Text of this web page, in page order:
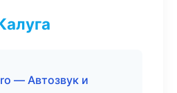
— Автозвук и